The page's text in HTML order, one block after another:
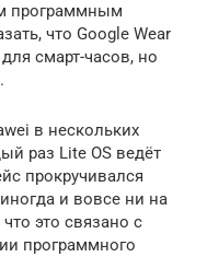
программным
что Google Wear
смарт-часов, но
в нескольких
раз Lite OS ведёт
прокручивался
и вовсе ни на
это связано с
программного